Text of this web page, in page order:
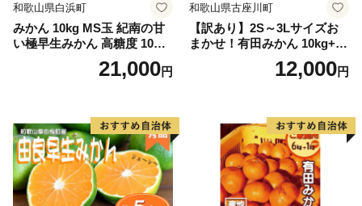
和歌山県白浜町
みかん 10kg MS玉 紀南の甘
い極早生みかん 高糖度 10月
以降発送 マルチ被覆栽培
21,000円
和歌山県古座川町
【訳あり】2S～3Lサイズお
まかせ！有田みかん 10kg+2k
g保証分 11月から12月下旬ま
でに順次発送致します。 / 訳
ん 和歌山 ご家庭用
12,000円